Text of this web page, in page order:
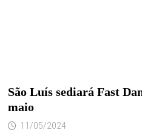
São Luís sediará Fast
maio
11/05/2024